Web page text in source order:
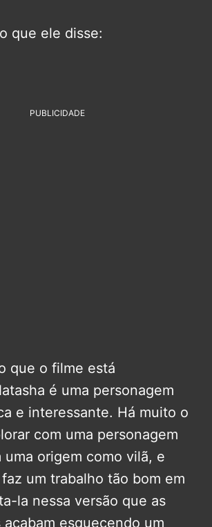
que ele disse:
PUBLICIDADE
que o filme está
é uma personagem
e interessante. Há muito o
com uma personagem
uma origem como vilã, e
um trabalho tão bom em
la nessa versão que as
acabam esquecendo um